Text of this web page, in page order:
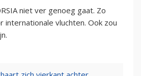
niet ver genoeg gaat. Zo
internationale vluchten. Ook zou